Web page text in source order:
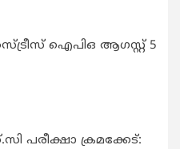
ഐപിഒ ആഗസ്റ്റ് 5
പരീക്ഷാ ക്രമക്കേട്: